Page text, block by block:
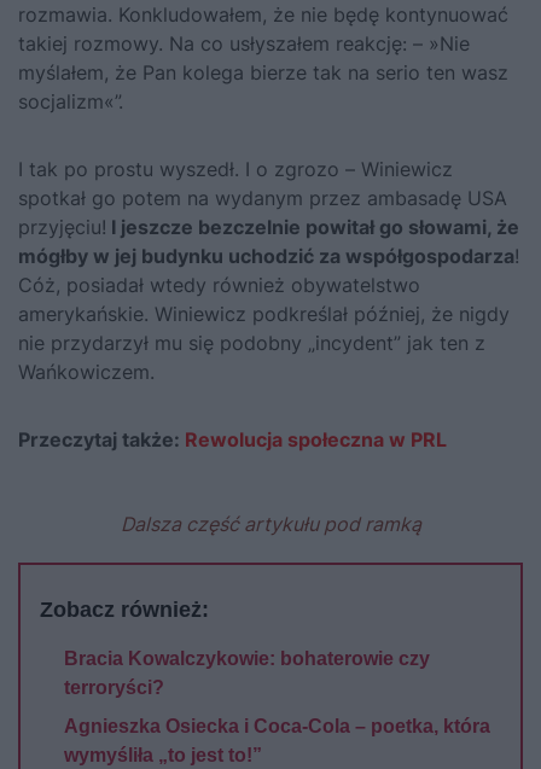
rozmawia. Konkludowałem, że nie będę kontynuować
takiej rozmowy. Na co usłyszałem reakcję: – »Nie
myślałem, że Pan kolega bierze tak na serio ten wasz
socjalizm«”.
I tak po prostu wyszedł. I o zgrozo – Winiewicz
spotkał go potem na wydanym przez ambasadę USA
przyjęciu! I jeszcze bezczelnie powitał go słowami, że
mógłby w jej budynku uchodzić za współgospodarza!
Cóż, posiadał wtedy również obywatelstwo
amerykańskie. Winiewicz podkreślał później, że nigdy
nie przydarzył mu się podobny „incydent” jak ten z
Wańkowiczem.
Przeczytaj także: Rewolucja społeczna w PRL
Dalsza część artykułu pod ramką
Zobacz również:
Bracia Kowalczykowie: bohaterowie czy
terroryści?
Agnieszka Osiecka i Coca-Cola – poetka, która
wymyśliła „to jest to!”